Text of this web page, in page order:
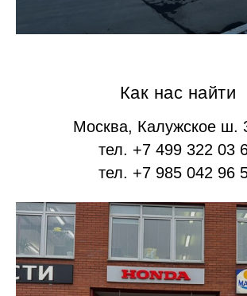
Как нас найти
Москва, Калужское ш.
тел. +7 499 322 03
тел. +7 985 042 96